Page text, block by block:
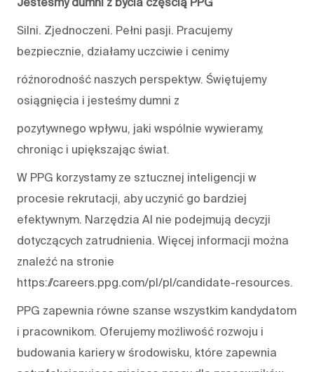
Silni. Zjednoczeni. Pełni pasji. Pracujemy
bezpiecznie, działamy uczciwie i cenimy
różnorodność naszych perspektyw. Świętujemy
osiągnięcia i jesteśmy dumni z
pozytywnego wpływu, jaki wspólnie wywieramy,
chroniąc i upiększając świat.
W PPG korzystamy ze sztucznej inteligencji w
procesie rekrutacji, aby uczynić go bardziej
efektywnym. Narzędzia AI nie podejmują decyzji
dotyczących zatrudnienia. Więcej informacji można
znaleźć na stronie
https://careers.ppg.com/pl/pl/candidate-resources.
PPG zapewnia równe szanse wszystkim kandydatom
i pracownikom. Oferujemy możliwość rozwoju i
budowania kariery w środowisku, które zapewnia